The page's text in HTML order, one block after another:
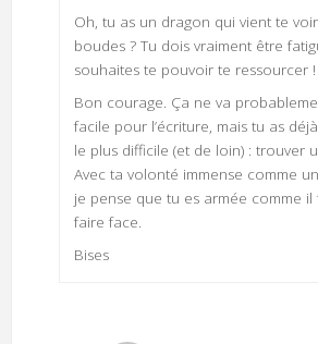
Oh, tu as un dragon qui vient te
boudes ? Tu dois vraiment être
souhaites te pouvoir te ressourcer !
Bon courage. Ça ne va
facile pour l’écriture, mais tu as
le plus difficile (et de loin) : trouver
Avec ta volonté immense comme
je pense que tu es armée comme
faire face.
Bises